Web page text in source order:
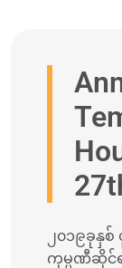
၂၀၁၉ခုနှ
ကုမ္ပဏီဆိုင်ရ